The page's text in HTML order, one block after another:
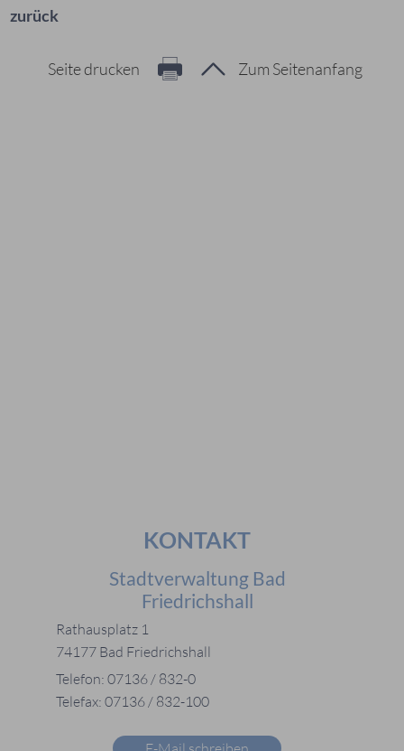
zurück
Zum Seitenanfang
Seite drucken
KONTAKT
Stadtverwaltung Bad
Friedrichshall
Rathausplatz 1
74177 Bad Friedrichshall
Telefon: 07136 / 832-0
Telefax: 07136 / 832-100